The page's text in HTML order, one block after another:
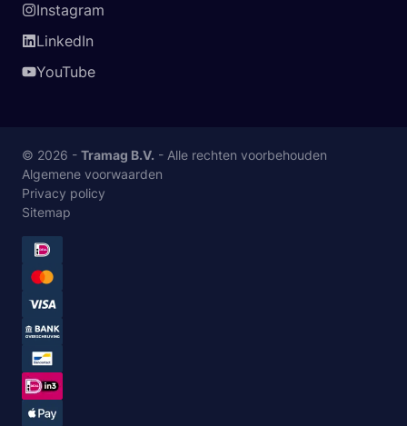
Instagram
LinkedIn
YouTube
© 2026 - Tramag B.V. - Alle rechten voorbehouden
Algemene voorwaarden
Privacy policy
Sitemap